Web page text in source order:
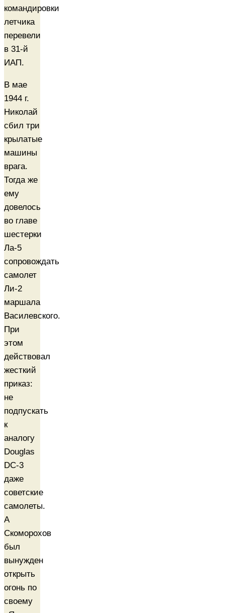
командировки
летчика
перевели
в 31-й
ИАП.
В мае
1944 г.
Николай
сбил три
крылатые
машины
врага.
Тогда же
ему
довелось
во главе
шестерки
Ла-5
сопровождать
самолет
Ли-2
маршала
Василевского.
При
этом
действовал
жесткий
приказ:
не
подпускать
к
аналогу
Douglas
DC-3
даже
советские
самолеты.
А
Скоморохов
был
вынужден
открыть
огонь по
своему